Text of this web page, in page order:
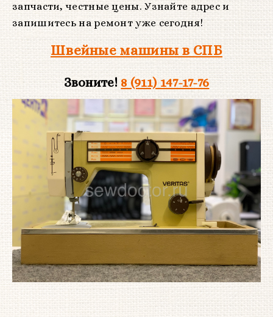
запчасти, честные цены. Узнайте адрес и
запишитесь на ремонт уже сегодня!
Швейные машины в СПБ
Звоните! 8 (911) 147-17-76